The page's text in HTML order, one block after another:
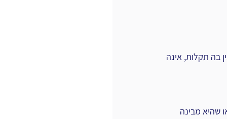
בה תקלות, אינה
שהיא מבינה